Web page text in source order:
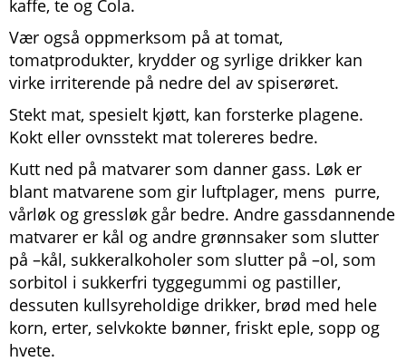
kaffe, te og Cola.
Vær også oppmerksom på at tomat,
tomatprodukter, krydder og syrlige drikker kan
virke irriterende på nedre del av spiserøret.
Stekt mat, spesielt kjøtt, kan forsterke plagene.
Kokt eller ovnsstekt mat tolereres bedre.
Kutt ned på matvarer som danner gass. Løk er
blant matvarene som gir luftplager, mens purre,
vårløk og gressløk går bedre. Andre gassdannende
matvarer er kål og andre grønnsaker som slutter
på –kål, sukkeralkoholer som slutter på –ol, som
sorbitol i sukkerfri tyggegummi og pastiller,
dessuten kullsyreholdige drikker, brød med hele
korn, erter, selvkokte bønner, friskt eple, sopp og
hvete.